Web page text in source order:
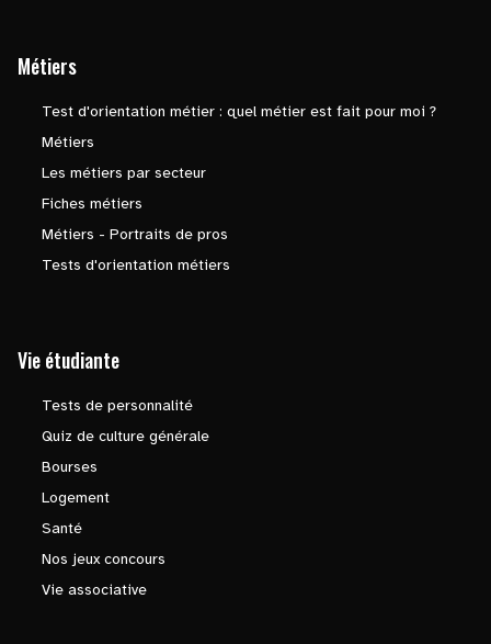
Métiers
Test d'orientation métier : quel métier est fait pour moi ?
Métiers
Les métiers par secteur
Fiches métiers
Métiers - Portraits de pros
Tests d'orientation métiers
Vie étudiante
Tests de personnalité
Quiz de culture générale
Bourses
Logement
Santé
Nos jeux concours
Vie associative